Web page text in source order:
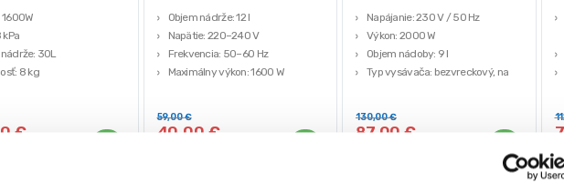
kPa
nádrže: 30L
8 kg
€
Objem nádrže: 12 l
Napätie: 220–240 V
Frekvencia: 50–60 Hz
Maximálny výkon: 1600 W
40,00 €
59,00€
Napájanie: 230 V / 50 Hz
Výkon: 2000 W
Objem nádoby: 9 l
Typ vysávača: bezvreckový, na
HEPA
87,00€
130,00€
(